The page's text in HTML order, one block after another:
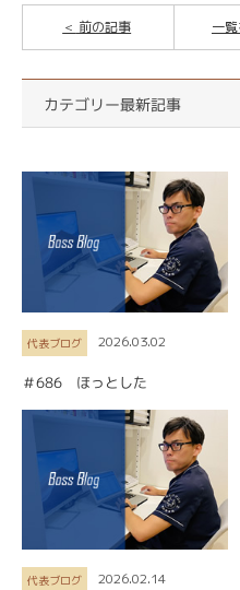
前の記事 一
カテゴリー最新記事
代表ブログ 2026.03.02
＃686 ほっとした
代表ブログ 2026.02.14